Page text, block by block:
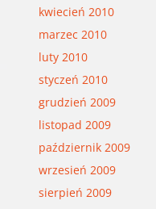
kwiecień 2010
marzec 2010
luty 2010
styczeń 2010
grudzień 2009
listopad 2009
październik 2009
wrzesień 2009
sierpień 2009